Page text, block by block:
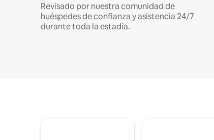
Revisado por nuestra comunidad de
huéspedes de confianza y asistencia 24/7
durante toda la estadía.